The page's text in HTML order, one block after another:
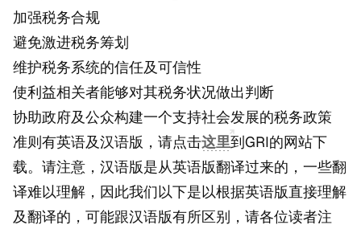
加强税务合规
避免激进税务筹划
维护税务系统的信任及可信性
使利益相关者能够对其税务状况做出判断
协助政府及公众构建一个支持社会发展的税务政策
准则有英语及汉语版，请点击这里到GRI的网站下
载。请注意，汉语版是从英语版翻译过来的，一些翻
译难以理解，因此我们以下是以根据英语版直接理解
及翻译的，可能跟汉语版有所区别，请各位读者注